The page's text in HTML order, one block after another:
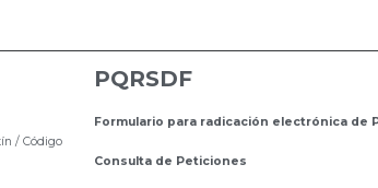
/ Código
PQRSDF
Formulario para radicación electrónica de
Consulta de Peticiones